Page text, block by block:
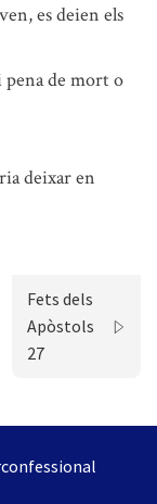
es deien els
de mort o
deixar en
Fets dels
Apòstols
27